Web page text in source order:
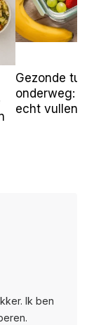
Gezonde
onderweg:
echt vullen
Ik ben